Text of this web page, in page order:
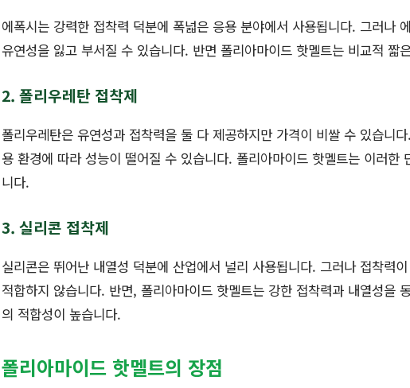
에폭시는 강력한 접착력 덕분에 폭넓은 응용 분야에서 사용됩니다. 그러나
유연성을 잃고 부서질 수 있습니다. 반면 폴리아마이드 핫멜트는 비교적 짧
2. 폴리우레탄 접착제
폴리우레탄은 유연성과 접착력을 둘 다 제공하지만 가격이 비쌀 수 있습니
용 환경에 따라 성능이 떨어질 수 있습니다. 폴리아마이드 핫멜트는 이러한
니다.
3. 실리콘 접착제
실리콘은 뛰어난 내열성 덕분에 산업에서 널리 사용됩니다. 그러나 접착력
적합하지 않습니다. 반면, 폴리아마이드 핫멜트는 강한 접착력과 내열성을
의 적합성이 높습니다.
폴리아마이드 핫멜트의 장점